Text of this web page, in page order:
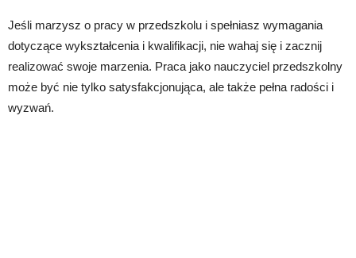
Jeśli marzysz o pracy w przedszkolu i spełniasz wymagania
dotyczące wykształcenia i kwalifikacji, nie wahaj się i zacznij
realizować swoje marzenia. Praca jako nauczyciel przedszkolny
może być nie tylko satysfakcjonująca, ale także pełna radości i
wyzwań.